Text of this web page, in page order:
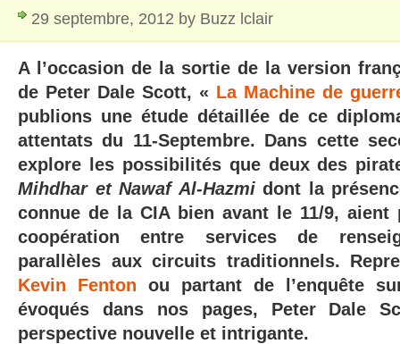
29 septembre, 2012 by Buzz lclair
A l’occasion de la sortie de la version
de Peter Dale Scott, « La Machine de
publions une étude détaillée de ce
attentats du 11-Septembre. Dans cette
explore les possibilités que deux des
Mihdhar et Nawaf Al-Hazmidont la
connue de la CIA bien avant le 11/9, aient
coopération entre services de
parallèles aux circuits traditionnels.
Kevin Fenton ou partant de l’enquête
évoqués dans nos pages, Peter Dale
perspective nouvelle et intrigante.